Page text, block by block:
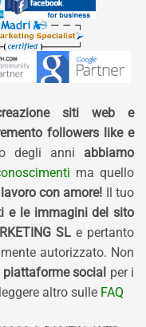
siti web e
followers like e
degli anni abbiamo
ma quello
con amore! Il tuo
e le immagini del sito
SL e pertanto
autorizzato. Non
piattaforme social per i
altro sulle FAQ